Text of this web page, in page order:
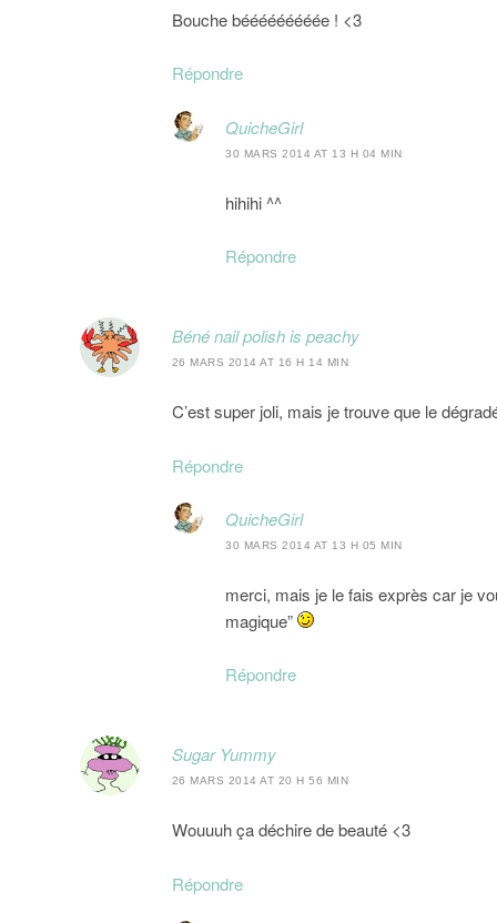
Bouche bééééééééée ! <3
Répondre
QuicheGirl
30 MARS 2014 AT 13 H 04 MIN
hihihi ^^
Répondre
Béné nail polish is peachy
26 MARS 2014 AT 16 H 14 MIN
C’est super joli, mais je trouve que le
Répondre
QuicheGirl
30 MARS 2014 AT 13 H 05 MIN
merci, mais je le fais exprès car je
magique”
Répondre
Sugar Yummy
26 MARS 2014 AT 20 H 56 MIN
Wouuuh ça déchire de beauté <3
Répondre